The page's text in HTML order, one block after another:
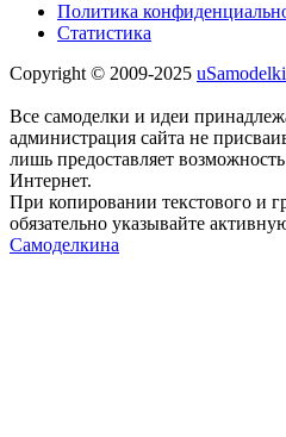
Политика
Статистика
Copyright © 2009-2025
Все самоделки и идеи
администрация сайта не
лишь предоставляет
Интернет.
При копировании текстового и
обязательно указывайте
Самоделкина